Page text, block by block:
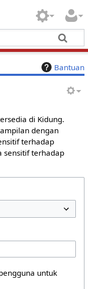
Bantuan
di Kidung.
dengan
terhadap
sensitif terhadap
untuk